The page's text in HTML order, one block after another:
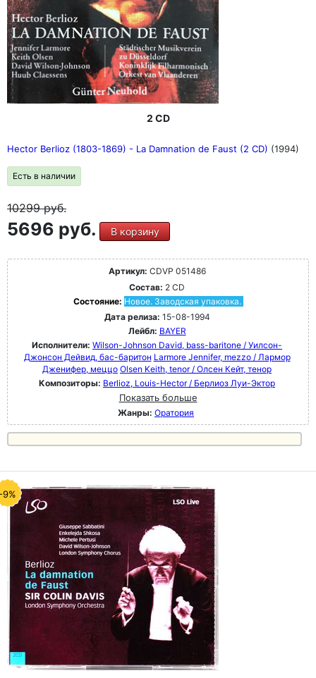
2 CD
Hector Berlioz (1803-1869) - La Damnation de Faust (2 CD) (1994)
Есть в наличии
10299руб.
5696 руб. В корзину
Артикул: CDVP 051486
Состав: 2 CD
Состояние: Новое. Заводская упаковка.
Дата релиза: 15-08-1994
Лейбл: BAYER
Исполнители: Wilson-Johnson David, bass-baritone / Уилсон-
Джонсон Дейвид, бас-баритон Larmore Jennifer, mezzo / Лармор
Дженифер, меццо Olsen Keith, tenor / Олсен Кейт, тенор
Композиторы: Berlioz, Louis-Hector / Берлиоз Луи-Эктор
Показать больше
Жанры: Оратория
9%